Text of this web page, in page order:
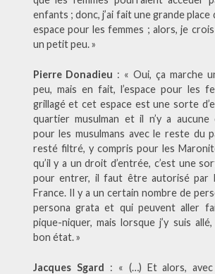
enfants ; donc, j’ai fait une grande place
espace pour les femmes ; alors, je
un petit peu. »
Pierre Donadieu : « Oui, ça marche
peu, mais en fait, l’espace pour les
grillagé et cet espace est une sorte
quartier musulman et il n’y a aucune
pour les musulmans avec le reste du
resté filtré, y compris pour les
qu’il y a un droit d’entrée, c’est une
pour entrer, il faut être autorisé par
France. Il y a un certain nombre de
persona grata et qui peuvent aller
pique-niquer, mais lorsque j’y suis
bon état. »
Jacques Sgard : « (…) Et alors,